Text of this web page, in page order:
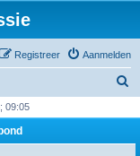
Aanmelden
Registreer
k
09:05